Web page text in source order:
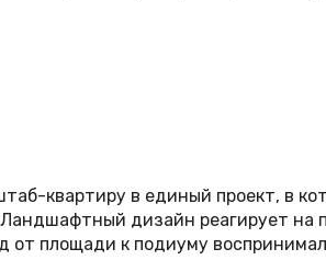
квартиру в единый проект, в
дизайн реагирует на
площади к подиуму